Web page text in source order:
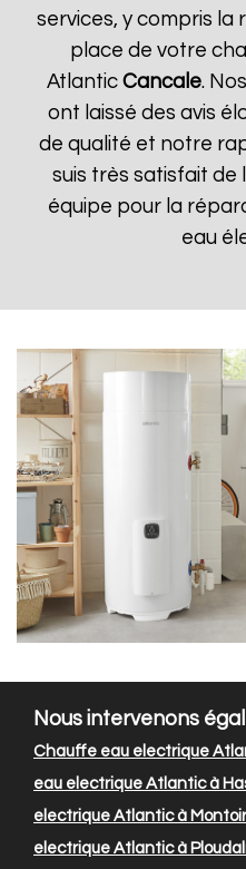
services, y compris la
place de votre
Atlantic Cancale.
ont laissé des avis
de qualité et notre
suis très satisfait
équipe pour la
eau
Nous intervenons
Chauffe eau electrique
eau electrique Atlantic à
electrique Atlantic à
electrique Atlantic à